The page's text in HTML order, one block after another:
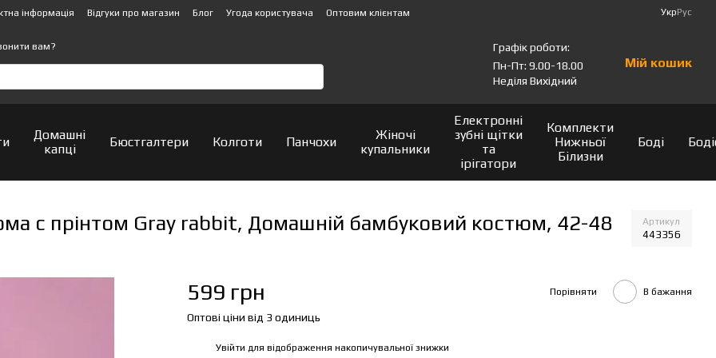
інформація Відгуки про магазин Блог Угода користувача Оптовим клієнтам УкрРус
вам?
Графік роботи:
Пн-Пт: 9.00-18.00
Неділя Вихідний
Мій кошик
Домашні
капці
Бюстгалтери Колготи Панчохи
Жіночі
купальники
Електронні
зубні щітки
та
ірігатори
Комплекти
Нижньої
Білизни
Боді
с прінтом Gray rabbit, Домашній бамбуковий костюм, 42-48 Артикул
443356
599 грн Порівняти В бажання
Оптові ціни від 3 одиниць
Увійти для відображення накопичувальної знижки